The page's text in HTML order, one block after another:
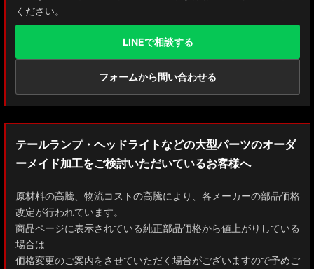
MXAA54 AXAH54/52 RAV4
GDJ150W/151 WTRJ150 ランドクルーザー プラド
ZVG11/ZSG10 カローラクロス
GXPA16 MXPA12 GRヤリス
MXPH10/MXPA10/MXBA10/KSP210 ヤリス
MXPJ10/15 MXPB10/15 ヤリスクロス
ZYX10 NGX50 C-HR
ください。
LINEで相談する
フォームから問い合わせる
テールランプ・ヘッドライトなどの大型パーツのオーダ
ーメイド加工をご検討いただいているお客様へ
原材料の高騰、物流コストの高騰により、各メーカーの部品価格
改定が行われています。
商品ページに表示されている純正部品価格から値上がりしている
場合は
価格変更のご案内をさせていただく場合がございますので予めご